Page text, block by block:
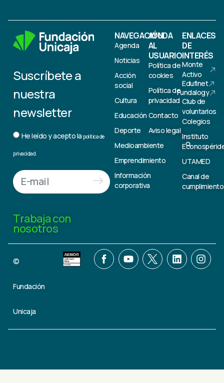
Suscríbete a
nuestra
newsletter
He leído y acepto la política de
privacidad.
Trabaja con
nosotros
NAVEGACIÓN
Agenda
Noticias
Acción
social
Cultura
Educación
Deporte
Medioambiente
Emprendimiento
Información
corporativa
AYUDA
AL
USUARIO
Política de
cookies
Política de
privacidad
Contacto
Aviso legal
ENLACES
DE
INTERÉS
Monte
Activo
Edufinet
Fundalogy
Club de
voluntarios
Colegios
Instituto
UTAMED
Canal de
cumplimiento
©
Fundación
Unicaja